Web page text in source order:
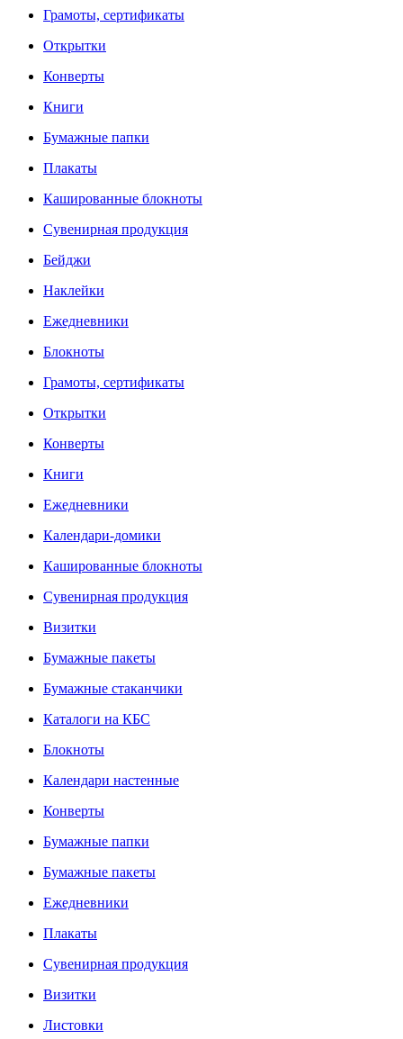
Грамоты, сертификаты
Открытки
Конверты
Книги
Бумажные папки
Плакаты
Кашированные блокноты
Сувенирная продукция
Бейджи
Наклейки
Ежедневники
Блокноты
Грамоты, сертификаты
Открытки
Конверты
Книги
Ежедневники
Календари-домики
Кашированные блокноты
Сувенирная продукция
Визитки
Бумажные пакеты
Бумажные стаканчики
Каталоги на КБС
Блокноты
Календари настенные
Конверты
Бумажные папки
Бумажные пакеты
Ежедневники
Плакаты
Сувенирная продукция
Визитки
Листовки